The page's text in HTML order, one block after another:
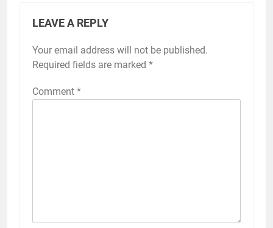
LEAVE A REPLY
Your email address will not be published.
Required fields are marked *
Comment *